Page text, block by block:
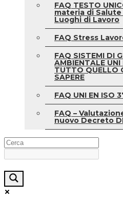
FAQ TESTO
materia di
Luoghi di Lavoro
FAQ Stress
FAQ SISTEMI DI
AMBIENTALE UNI
TUTTO QUELLO
SAPERE
FAQ UNI EN ISO
FAQ –
nuovo Decreto